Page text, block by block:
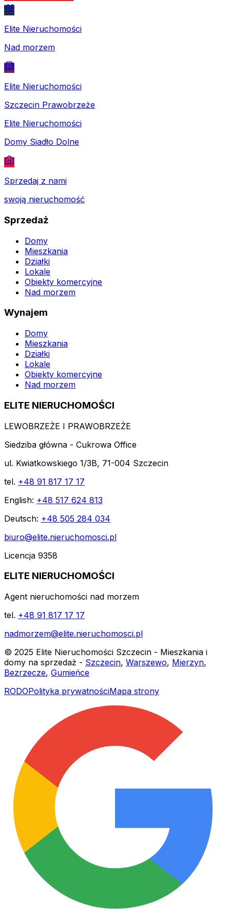
Elite Nieruchomości
Nad morzem
Elite Nieruchomości
Szczecin Prawobrzeże
Elite Nieruchomości
Domy Siadło Dolne
Sprzedaj z nami
swoją nieruchomość
Sprzedaż
Domy
Mieszkania
Działki
Lokale
Obiekty komercyjne
Nad morzem
Wynajem
Domy
Mieszkania
Działki
Lokale
Obiekty komercyjne
Nad morzem
ELITE NIERUCHOMOŚCI
LEWOBRZEŻE I PRAWOBRZEŻE
Siedziba główna - Cukrowa Office
ul. Kwiatkowskiego 1/3B, 71-004 Szczecin
tel. +48 91 817 17 17
English: +48 517 624 813
Deutsch: +48 505 284 034
biuro@elite.nieruchomosci.pl
Licencja 9358
ELITE NIERUCHOMOŚCI
Agent nieruchomości nad morzem
tel. +48 91 817 17 17
nadmorzem@elite.nieruchomosci.pl
© 2025 Elite Nieruchomości Szczecin - Mieszkania i
domy na sprzedaż - Szczecin, Warszewo, Mierzyn,
Bezrzecze, Gumieńce
RODOPolityka prywatnościMapa strony